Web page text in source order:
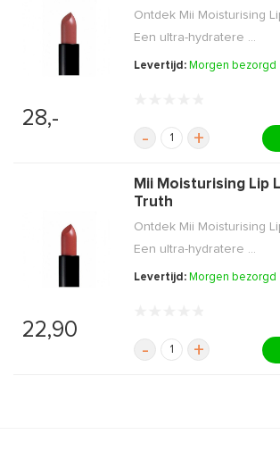
28,-
Ontdek Mii Moisturising
Een ultra-hydratere ...
Levertijd: Morgen bezorgd
- +
22,90
Mii Moisturising Lip
Truth
Ontdek Mii Moisturising
Een ultra-hydratere ...
Levertijd: Morgen bezorgd
- +